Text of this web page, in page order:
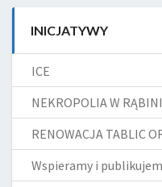
INICJATYWY
ICE
NEKROPOLIA W
RENOWACJA TABLIC
Wspieramy i